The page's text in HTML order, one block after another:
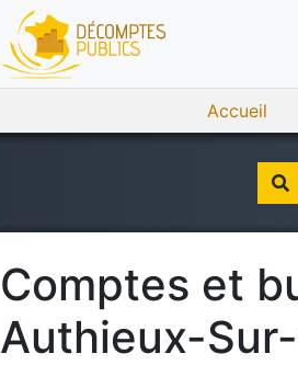
Accueil
Comptes et
Authieux-